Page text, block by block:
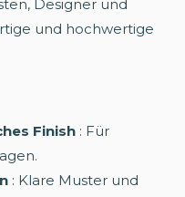
Designer und
und hochwertige
Finish : Für
: Klare Muster und